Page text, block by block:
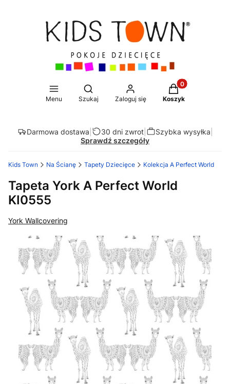
Menu
Otwórz wyszukiwarkę
Szukaj Zaloguj się
Produkty w
Koszyk
Darmowa dostawa 30 dni zwrot| Szybka wysyłka
Sprawdź szczegóły
Kids Town Na Ścianę Tapety Dziecięce Kolekcja A Perfect World
Tapeta York A Perfect World
KI0555
York Wallcovering